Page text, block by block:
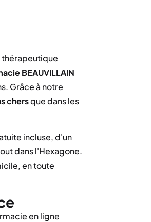
thérapeutique
BEAUVILLAIN
Grâce à notre
chersque dans les
incluse, d'un
dans l'Hexagone.
en toute
en ligne